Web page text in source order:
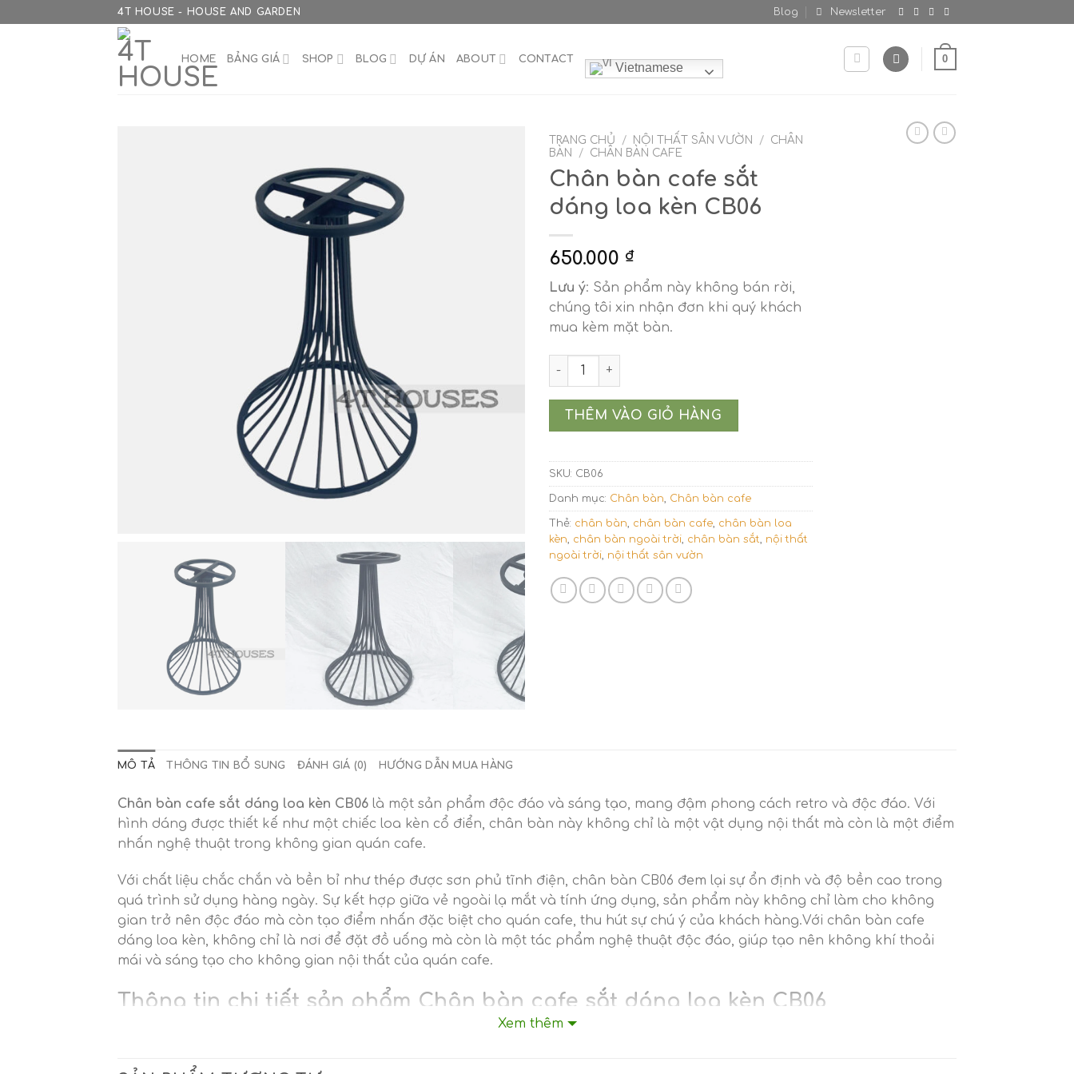
to
4T HOUSE - HOUSE AND GARDEN Blog Newsletter
HOME BẢNG GIÁ SHOP BLOG DỰ ÁN ABOUT CONTACT
Vietnamese
0
TRANG CHỦ / NỘI THẤT SÂN VƯỜN / CHÂN
BÀN
/ CHÂN BÀN CAFE
Chân bàn cafe sắt
dáng loa kèn CB06
650.000 ₫
Lưu ý: Sản phẩm này không bán rời,
chúng tôi xin nhận đơn khi quý khách
mua kèm mặt bàn.
Chân bàn cafe sắt dáng loa kèn CB06 số lượng
THÊM VÀO GIỎ HÀNG
SKU: CB06
Danh mục: Chân bàn Chân bàn cafe
Thẻ: chân bàn chân bàn cafe chân bàn loa
kèn
chân bàn ngoài trời chân bàn sắt
nội thất
ngoài trời nội thất sân vườn
MÔ TẢ THÔNG TIN BỔ SUNG ĐÁNH GIÁ (0) HƯỚNG DẪN MUA HÀNG
Chân bàn cafe sắt dáng loa kèn CB06 là một sản phẩm độc đáo và sáng tạo, mang đậm phong cách retro và độc đáo. Với
hình dáng được thiết kế như một chiếc loa kèn cổ điển, chân bàn này không chỉ là một vật dụng nội thất mà còn là một điểm
nhấn nghệ thuật trong không gian quán cafe.
Với chất liệu chắc chắn và bền bỉ như thép được sơn phủ tĩnh điện, chân bàn CB06 đem lại sự ổn định và độ bền cao trong
quá trình sử dụng hàng ngày. Sự kết hợp giữa vẻ ngoài lạ mắt và tính ứng dụng, sản phẩm này không chỉ làm cho không
gian trở nên độc đáo mà còn tạo điểm nhấn đặc biệt cho quán cafe, thu hút sự chú ý của khách hàng.Với chân bàn cafe
dáng loa kèn, không chỉ là nơi để đặt đồ uống mà còn là một tác phẩm nghệ thuật độc đáo, giúp tạo nên không khí thoải
mái và sáng tạo cho không gian nội thất của quán cafe.
Thông tin chi tiết sản phẩm Chân bàn cafe sắt dáng loa kèn CB06
Xem thêm